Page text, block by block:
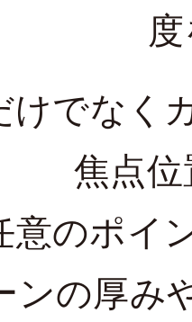
けでなく
焦点
意のポイ
ンの厚み